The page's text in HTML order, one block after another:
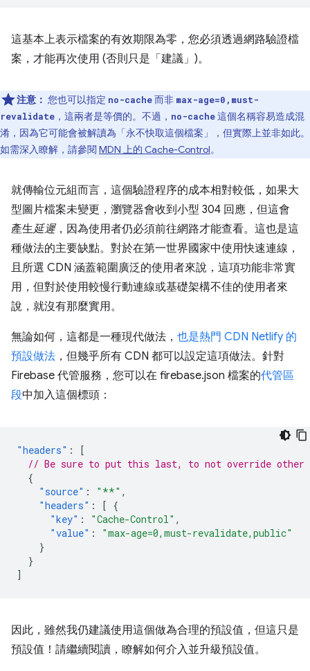
這基本上表示檔案的有效期限為零，您必須透過網路驗證檔
案，才能再次使用 (否則只是「建議」)。
注意： 您也可以指定 no-cache而非 max-age=0,must-
revalidate ，這兩者是等價的。不過， no-cache這個名稱容易造成混
淆，因為它可能會被解讀為「永不快取這個檔案」，但實際上並非如此。
如需深入瞭解，請參閱 MDN 上的 Cache-Control。
就傳輸位元組而言，這個驗證程序的成本相對較低，如果大
型圖片檔案未變更，瀏覽器會收到小型 304 回應，但這會
產生延遲，因為使用者仍必須前往網路才能查看。這也是這
種做法的主要缺點。對於在第一世界國家中使用快速連線，
且所選 CDN 涵蓋範圍廣泛的使用者來說，這項功能非常實
用，但對於使用較慢行動連線或基礎架構不佳的使用者來
說，就沒有那麼實用。
無論如何，這都是一種現代做法， 也是熱門 CDN Netlify 的
預設做法 ，但幾乎所有 CDN 都可以設定這項做法。針對
Firebase 代管服務，您可以在 firebase.json 檔案的代管區
段中加入這個標頭：
"headers" :
[
// Be sure to put this last, to not override other
{
"source" : "**" ,
"headers" : [ {
"key" : "Cache-Control" ,
"value" :
"max-age=0,must-revalidate,public"
}
}
]
因此，雖然我仍建議使用這個做為合理的預設值，但這只是
預設值！請繼續閱讀，瞭解如何介入並升級預設值。